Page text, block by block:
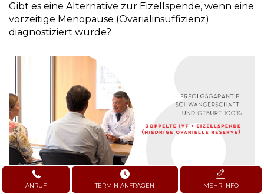
Gibt es eine Alternative zur Eizellspende, wenn eine
vorzeitige Menopause (Ovarialinsuffizienz)
diagnostiziert wurde?
ANRUF TERMIN ANFRAGEN MEHR INFO